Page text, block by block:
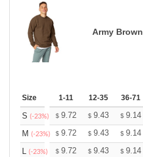
Army Brown
Size 1-11 12-35 36-71
S (-23%) $ 9.72 $ 9.43 $ 9.14
M (-23%) $ 9.72 $ 9.43 $ 9.14
L (-23%) $ 9.72 $ 9.43 $ 9.14